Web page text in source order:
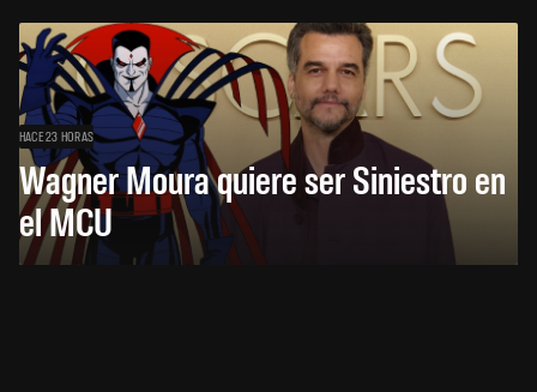
HACE 23 HORAS
Wagner Moura quiere ser Siniestro en
el MCU